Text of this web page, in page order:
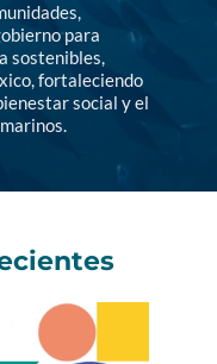
para
sostenibles,
fortaleciendo
social y el